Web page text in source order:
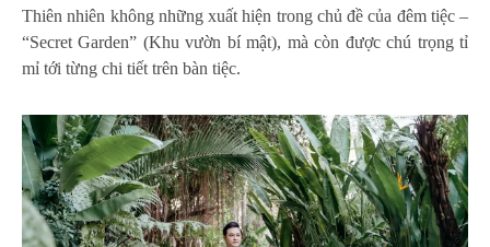
Thiên nhiên không những xuất hiện trong chủ đề của đêm tiệc –
“Secret Garden” (Khu vườn bí mật), mà còn được chú trọng tỉ
mỉ tới từng chi tiết trên bàn tiệc.